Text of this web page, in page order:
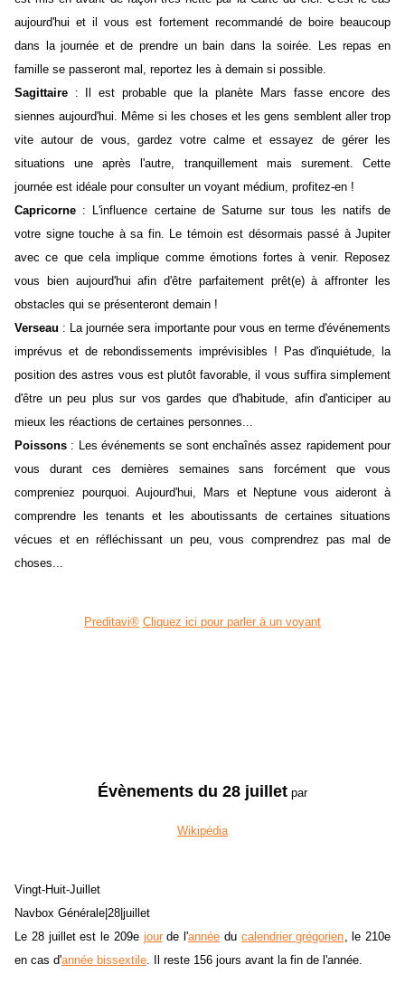
aujourd'hui et il vous est fortement recommandé de boire beaucoup
dans la journée et de prendre un bain dans la soirée. Les repas en
famille se passeront mal, reportez les à demain si possible.
Sagittaire : Il est probable que la planète Mars fasse encore des
siennes aujourd'hui. Même si les choses et les gens semblent aller trop
vite autour de vous, gardez votre calme et essayez de gérer les
situations une après l'autre, tranquillement mais surement. Cette
journée est idéale pour consulter un voyant médium, profitez-en !
Capricorne : L'influence certaine de Saturne sur tous les natifs de
votre signe touche à sa fin. Le témoin est désormais passé à Jupiter
avec ce que cela implique comme émotions fortes à venir. Reposez
vous bien aujourd'hui afin d'être parfaitement prêt(e) à affronter les
obstacles qui se présenteront demain !
Verseau : La journée sera importante pour vous en terme d'événements
imprévus et de rebondissements imprévisibles ! Pas d'inquiétude, la
position des astres vous est plutôt favorable, il vous suffira simplement
d'être un peu plus sur vos gardes que d'habitude, afin d'anticiper au
mieux les réactions de certaines personnes...
Poissons : Les événements se sont enchaînés assez rapidement pour
vous durant ces dernières semaines sans forcément que vous
compreniez pourquoi. Aujourd'hui, Mars et Neptune vous aideront à
comprendre les tenants et les aboutissants de certaines situations
vécues et en réfléchissant un peu, vous comprendrez pas mal de
choses...
Preditavi® Cliquez ici pour parler à un voyant
Évènements du 28 juillet par
Wikipédia
Vingt-Huit-Juillet
Navbox Générale|28|juillet
Le 28 juillet est le 209e jourde l'année du calendrier grégorien, le 210e
en cas d'année bissextile. Il reste 156 jours avant la fin de l'année.